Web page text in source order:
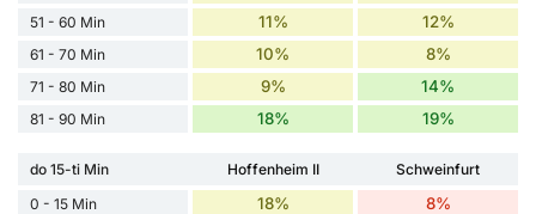
51 - 60 Min 11% 12%
61 - 70 Min 10% 8%
71 - 80 Min 9% 14%
81 - 90 Min 18% 19%
do 15-ti Min Hoffenheim II
Schweinfurt
0 - 15 Min
18% 8%